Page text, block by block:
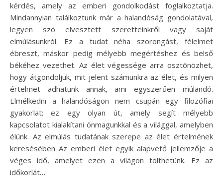
kérdés, amely az emberi gondolkodást foglalkoztatja.
Mindannyian találkoztunk már a halandóság gondolatával,
legyen szó elvesztett szeretteinkről vagy saját
elmúlásunkról. Ez a tudat néha szorongást, félelmet
ébreszt, máskor pedig mélyebb megértéshez és belső
békéhez vezethet. Az élet végessége arra ösztönözhet,
hogy átgondoljuk, mit jelent számunkra az élet, és milyen
értelmet adhatunk annak, ami egyszerűen múlandó.
Elmélkedni a halandóságon nem csupán egy filozófiai
gyakorlat; ez egy olyan út, amely segít mélyebb
kapcsolatot kialakítani önmagunkkal és a világgal, amelyben
élünk. Az elmúlás tudatának szerepe az élet értelmének
keresésében Az emberi élet egyik alapvető jellemzője a
véges idő, amelyet ezen a világon tölthetünk. Ez az
időkorlát…